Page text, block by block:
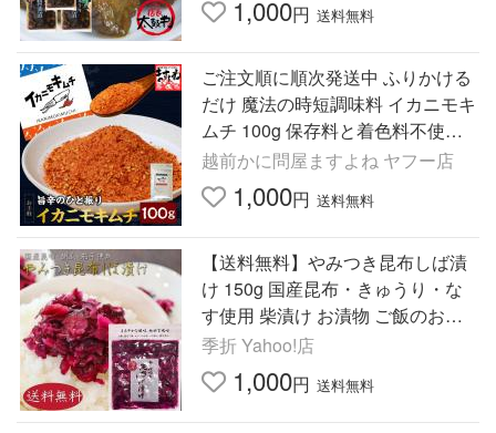
1,000円 送料無料
ご注文順に順次発送中 ふりかける
だけ 魔法の時短調味料 イカニモキ
ムチ 100g 保存料と着色料不使用
ジップ付きパウチ仕様 万能調味料
キムチの素 メール便 爆買
越前かに問屋ますよね ヤフー店
1,000円 送料無料
【送料無料】やみつき昆布しば漬
け 150g 国産昆布・きゅうり・な
す使用 柴漬け お漬物 ご飯のお供
混ぜご飯 釧路産昆布 季折
季折 Yahoo!店
1,000円 送料無料